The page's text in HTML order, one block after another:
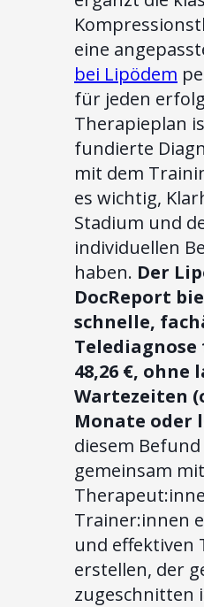
eine
bei Lipödem
für jeden
Therapieplan
fundierte
mit dem
es wichtig,
Stadium und
individuellen
haben. Der
DocReport
schnelle,
48,26 €, ohne
Wartezeiten
Monate oder
diesem
gemeinsam
Trainer:innen
und effektiven
erstellen, der
zugeschnitten